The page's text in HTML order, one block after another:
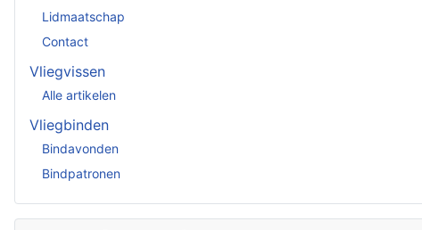
Lidmaatschap
Contact
Vliegvissen
Alle artikelen
Vliegbinden
Bindavonden
Bindpatronen